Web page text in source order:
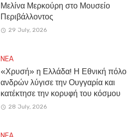
Μελίνα Μερκούρη στο Μουσείο
Περιβάλλοντος
29 July, 2026
NEA
«Χρυσή» η Ελλάδα! Η Εθνική πόλο
ανδρών λύγισε την Ουγγαρία και
κατέκτησε την κορυφή του κόσμου
28 July, 2026